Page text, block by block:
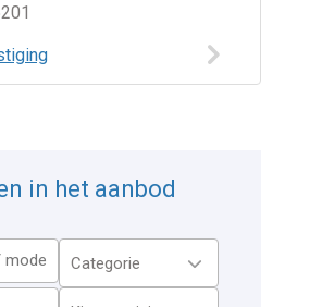
in het aanbod